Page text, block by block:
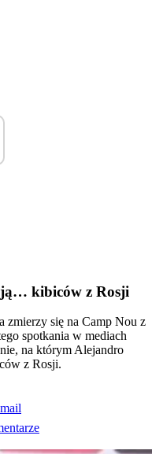
kibiców z Rosji
zmierzy się na Camp Nou z
spotkania w mediach
na którym Alejandro
z Rosji.